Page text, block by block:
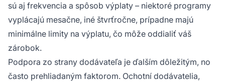
sú aj frekvencia a spôsob výplaty – niektoré programy
vyplácajú mesačne, iné štvrťročne, prípadne majú
minimálne limity na výplatu, čo môže oddialiť váš
zárobok.
Podpora zo strany dodávateľa je ďalším dôležitým, no
často prehliadaným faktorom. Ochotní dodávatelia,